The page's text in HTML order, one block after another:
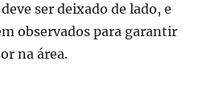
ser deixado de lado, e
observados para garantir
na área.